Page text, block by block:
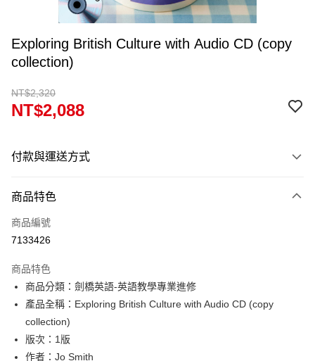
Exploring British Culture with Audio CD (copy
collection)
NT$2,320
NT$2,088
付款與運送方式
信用卡一次付款
超商取貨付款
Google Pay
ATM付款
運送方式
商品特色
商品編號
7133426
商品特色
商品分類：劍橋英語-英語教學專業進修
產品全稱：Exploring British Culture with Audio CD (copy
collection)
版次：1版
作者：Jo Smith